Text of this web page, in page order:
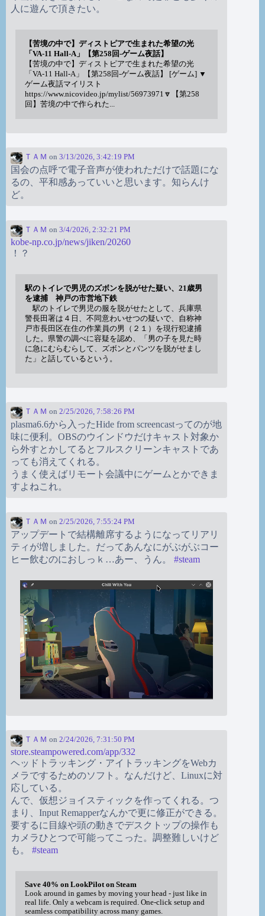
人に遊んで頂きたい。
【苦境の中で】ディストピアで生まれた希望の光
「VA-11 Hall-A」【第258回-ゲーム夜話】
【苦境の中で】ディストピアで生まれた希望の光
「VA-11 Hall-A」【第258回-ゲーム夜話】 [ゲーム] ▼
ゲーム夜話マイリスト
https://www.nicovideo.jp/mylist/56973971🔽【第258
回】苦境の中で作られた...
ＴＡＭ on 3/13/2026, 3:42:19 PM
国会の点呼で電子音声が使われただけで話題にな
るの、平和感あっていいと思います。知らんけ
ど。
ＴＡＭ on 3/4/2026, 2:32:21 PM
kobe-np.co.jp/news/jiken/20260
！？
駅のトイレで男児のズボンを脱がせた疑い、21歳男
を逮捕 神戸の市営地下鉄
駅のトイレで男児の服を脱がせたとして、兵庫県
警長田署は４日、不同意わいせつの疑いで、自称神
戸市長田区在住の作業員の男（２１）を現行犯逮捕
した。県警の調べに容疑を認め、「男の子を見た時
に急にむらむらして、ズボンとパンツを脱がせまし
た」と話しているという。
ＴＡＭ on 2/25/2026, 7:58:26 PM
plasma6.6から入ったHide from screencastってのが地
味に便利。OBSのウインドウだけキャスト対象か
ら外すとかしてるとフルスクリーンキャストであ
っても消えてくれる。
うまく使えばリモート会議中にゲームとかできま
すよねこれ。
ＴＡＭ on 2/25/2026, 7:55:24 PM
アップデートで結構離席するようになってリアリ
ティが増しました。だってあんなにがぶがぶコー
ヒー飲むのにおしっｋ…あー、うん。 #steam
ＴＡＭ on 2/24/2026, 7:31:50 PM
store.steampowered.com/app/332
ヘッドトラッキング・アイトラッキングをWebカ
メラでするためのソフト。なんだけど、Linuxに対
応している。
んで、仮想ジョイスティックを作ってくれる。つ
まり、Input Remapperなんかで更に修正ができる。
要するに目線や頭の動きでデスクトップの操作も
カメラひとつで可能ってこった。調整難しいけど
も。 #steam
Save 40% on LookPilot on Steam
Look around in games by moving your head - just like in
real life. Only a webcam is required. One-click setup and
seamless compatibility across many games.